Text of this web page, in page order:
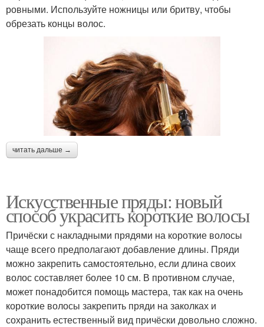
ровными. Используйте ножницы или бритву, чтобы
обрезать концы волос.
читать дальше →
Искусственные пряды: новый
способ украсить короткие волосы
Причёски с накладными прядями на короткие волосы
чаще всего предполагают добавление длины. Пряди
можно закрепить самостоятельно, если длина своих
волос составляет более 10 см. В противном случае,
может понадобится помощь мастера, так как на очень
короткие волосы закрепить пряди на заколках и
сохранить естественный вид причёски довольно сложно.